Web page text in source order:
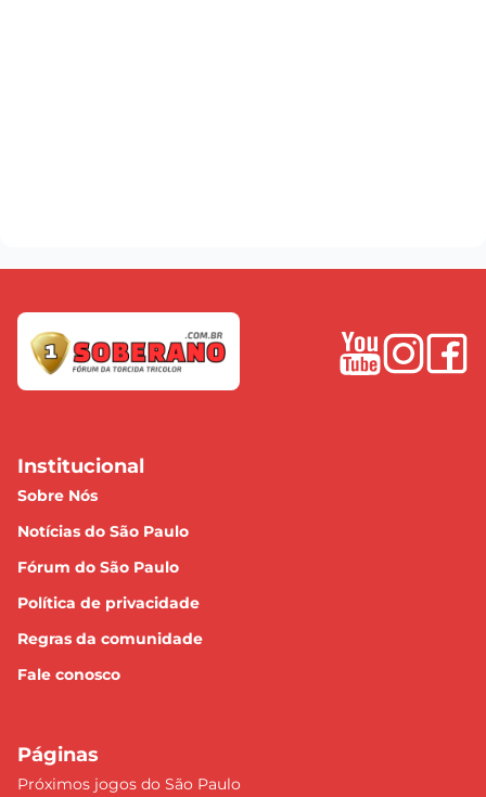
Institucional
Sobre Nós
Notícias do São Paulo
Fórum do São Paulo
Política de privacidade
Regras da comunidade
Fale conosco
Páginas
Próximos jogos do São Paulo